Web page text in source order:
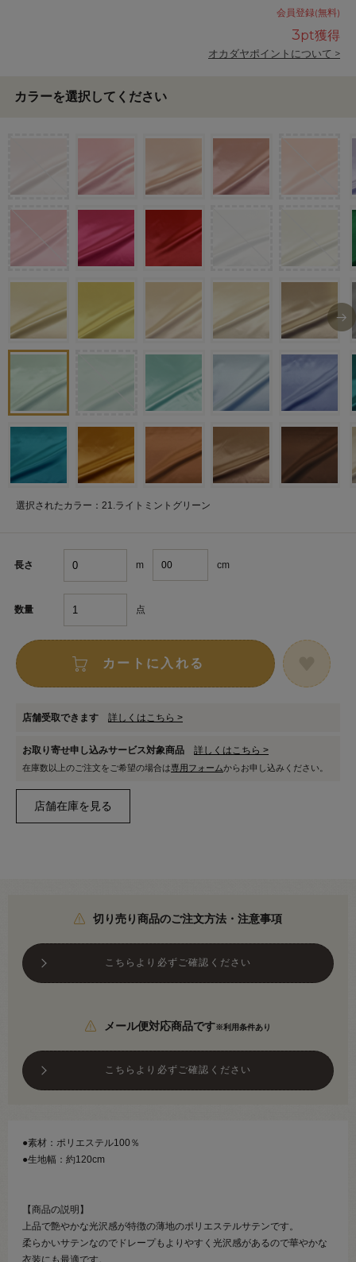
会員登録(無料)
3pt獲得
オカダヤポイントについて >
カラーを選択してください
選択されたカラー：21.ライトミントグリーン
長さ m cm
数量 点
カートに入れる
店舗受取できます 詳しくはこちら >
お取り寄せ申し込みサービス対象商品 詳しくはこちら >
在庫数以上のご注文をご希望の場合は専用フォームからお申し込みください。
切り売り商品のご注文方法・注意事項
こちらより必ずご確認ください
メール便対応商品です※利用条件あり
こちらより必ずご確認ください
●素材：ポリエステル100％
●生地幅：約120cm
【商品の説明】
上品で艶やかな光沢感が特徴の薄地のポリエステルサテンです。
柔らかいサテンなのでドレープもよりやすく光沢感があるので華やかな
衣装にも最適です。